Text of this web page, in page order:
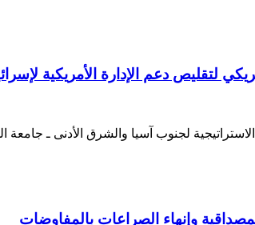
لتقليص دعم الإدارة الأمريكية
لجنوب آسيا والشرق الأدنى ـ
وإنهاء الصراعات بالمفاوضات